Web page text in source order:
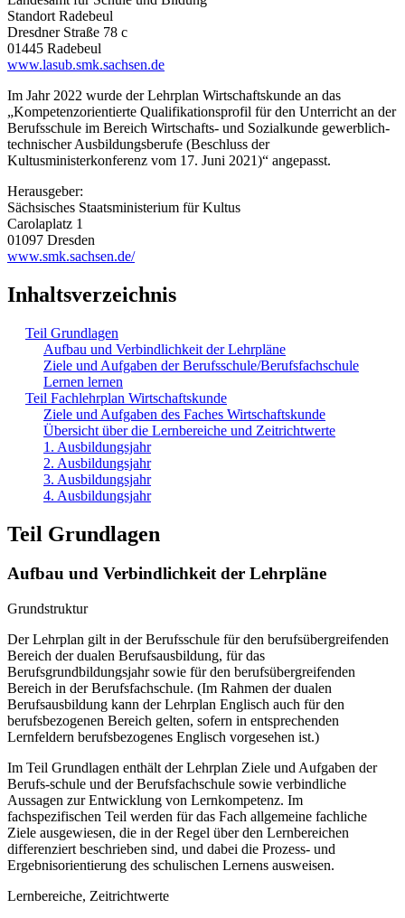
Standort Radebeul
Dresdner Straße 78 c
01445 Radebeul
www.lasub.smk.sachsen.de
Im Jahr 2022 wurde der Lehrplan Wirtschaftskunde an das
„Kompetenzorientierte Qualifikationsprofil für den Unterricht an der
Berufsschule im Bereich Wirtschafts- und Sozialkunde gewerblich-
technischer Ausbildungsberufe (Beschluss der
Kultusministerkonferenz vom 17. Juni 2021)“ angepasst.
Herausgeber:
Sächsisches Staatsministerium für Kultus
Carolaplatz 1
01097 Dresden
www.smk.sachsen.de/
Inhaltsverzeichnis
Teil Grundlagen
Aufbau und Verbindlichkeit der Lehrpläne
Ziele und Aufgaben der Berufsschule/Berufsfachschule
Lernen lernen
Teil Fachlehrplan Wirtschaftskunde
Ziele und Aufgaben des Faches Wirtschaftskunde
Übersicht über die Lernbereiche und Zeitrichtwerte
1. Ausbildungsjahr
2. Ausbildungsjahr
3. Ausbildungsjahr
4. Ausbildungsjahr
Teil Grundlagen
Aufbau und Verbindlichkeit der Lehrpläne
Grundstruktur
Der Lehrplan gilt in der Berufsschule für den berufsübergreifenden
Bereich der dualen Berufsausbildung, für das
Berufsgrundbildungsjahr sowie für den berufsübergreifenden
Bereich in der Berufsfachschule. (Im Rahmen der dualen
Berufsausbildung kann der Lehrplan Englisch auch für den
berufsbezogenen Bereich gelten, sofern in entsprechenden
Lernfeldern berufsbezogenes Englisch vorgesehen ist.)
Im Teil Grundlagen enthält der Lehrplan Ziele und Aufgaben der
Berufs-schule und der Berufsfachschule sowie verbindliche
Aussagen zur Entwicklung von Lernkompetenz. Im
fachspezifischen Teil werden für das Fach allgemeine fachliche
Ziele ausgewiesen, die in der Regel über den Lernbereichen
differenziert beschrieben sind, und dabei die Prozess- und
Ergebnisorientierung des schulischen Lernens ausweisen.
Lernbereiche, Zeitrichtwerte